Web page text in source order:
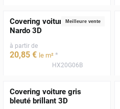
Meilleure vente
Covering voiture gris
Nardo 3D
à partir de
20,85 € le m² *
HX20G06B
Covering voiture gris
bleuté brillant 3D